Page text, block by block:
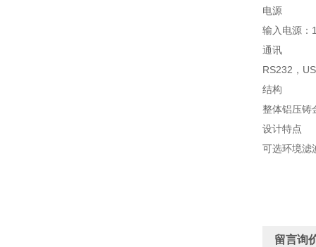
电源
输入电源：
通讯
RS232，
结构
整体铝压铸
设计特点
可选环境滤
留言询